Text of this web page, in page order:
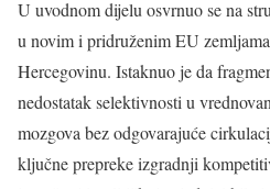
U uvodnom dijelu osvrnuo se na
u novim i pridruženim EU
Hercegovinu. Istaknuo je da
nedostatak selektivnosti u
mozgova bez odgovarajuće
ključne prepreke izgradnji